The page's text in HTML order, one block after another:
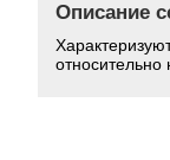
Описание
относительно